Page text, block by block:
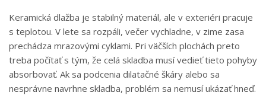
Keramická dlažba je stabilný materiál, ale v exteriéri pracuje
s teplotou. V lete sa rozpáli, večer vychladne, v zime zasa
prechádza mrazovými cyklami. Pri väčších plochách preto
treba počítať s tým, že celá skladba musí vedieť tieto pohyby
absorbovať. Ak sa podcenia dilatačné škáry alebo sa
nesprávne navrhne skladba, problém sa nemusí ukázať hneď.